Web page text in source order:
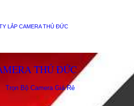
LẮP CAMERA THỦ ĐỨC
THỦ ĐỨC
Trọn Bộ Camera Giá Rẻ